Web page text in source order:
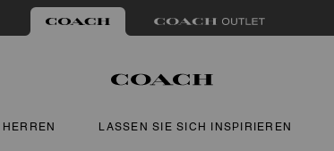
HERREN LASSEN SIE SICH INSPIRIEREN